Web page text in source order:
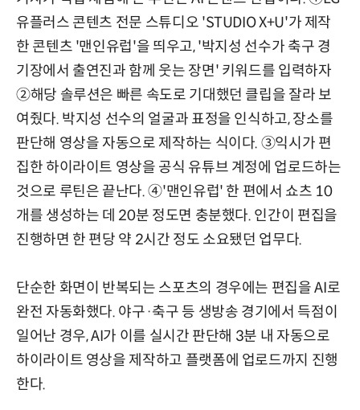
유플러스 콘텐츠 전문 스튜디오 'STUDIO X+U'가 제작
한 콘텐츠 '맨인유럽'을 띄우고, '박지성 선수가 축구 경
기장에서 출연진과 함께 웃는 장면' 키워드를 입력하자
②해당 솔루션은 빠른 속도로 기대했던 클립을 잘라 보
여줬다. 박지성 선수의 얼굴과 표정을 인식하고, 장소를
판단해 영상을 자동으로 제작하는 식이다. ③익시가 편
집한 하이라이트 영상을 공식 유튜브 계정에 업로드하는
것으로 루틴은 끝난다. ④'맨인유럽' 한 편에서 쇼츠 10
개를 생성하는 데 20분 정도면 충분했다. 인간이 편집을
진행하면 한 편당 약 2시간 정도 소요됐던 업무다.
단순한 화면이 반복되는 스포츠의 경우에는 편집을 AI로
완전 자동화했다. 야구·축구 등 생방송 경기에서 득점이
일어난 경우, AI가 이를 실시간 판단해 3분 내 자동으로
하이라이트 영상을 제작하고 플랫폼에 업로드까지 진행
한다.